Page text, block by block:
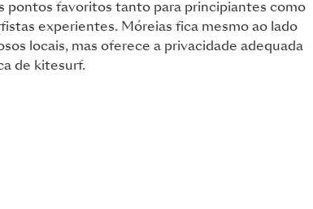
pontos favoritos tanto para principiantes como
experientes. Móreias fica mesmo ao lado
locais, mas oferece a privacidade adequada
de kitesurf.